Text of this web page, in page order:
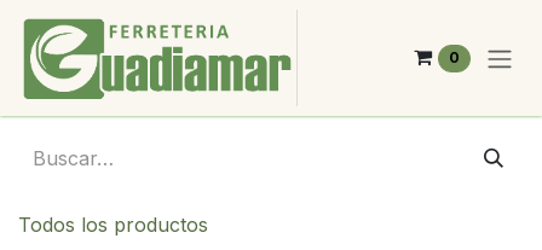
Ir al contenido
0
Todos los productos